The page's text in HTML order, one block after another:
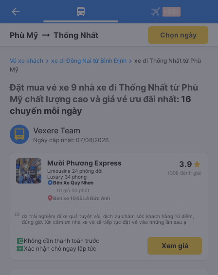
Tải app Vexere ngay!
Nhận ưu đãi thành viên độc
Mở app
Tải app Vexere
-30k/ghế khi đặt vé máy bay qua
Mở app
arrow_back
Phù Mỹ Thống Nhất Chọn ngày
Vé xe khách xe đi Đồng Nai từ Bình Định
xe đi Thống Nhất từ Phù
Mỹ
Đặt mua vé xe 9 nhà xe đi Thống Nhất từ Phù
Mỹ chất lượng cao và giá vé ưu đãi nhất: 16
chuyến mỗi ngày
Vexere Team
Ngày cập nhật: 07/08/2026
Mười Phương Express
Limousine 24 phòng đôi
Luxury 34 phòng
3.9
(308 đánh giá)
Bến Xe Quy Nhơn
10 giờ 30 phút
Bến xe 1045 Lê Đức Anh
dạ trải nghiệm đi xe quá tuyệt vời, dịch vụ chăm sóc khách hàng 10 điểm,
đúng giờ. Xin cảm ơn nhà xe và sẽ tiếp tục đặt vé vào những lần sau ạ
Không cần thanh toán trước
Xác nhận chỗ ngay lập tức
Xem giá